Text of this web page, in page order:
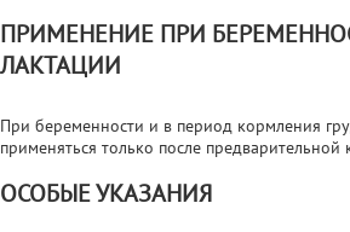
ПРИМЕНЕНИЕ ПРИ
ЛАКТАЦИИ
При беременности и в период кормления
применяться только после предварительной
ОСОБЫЕ УКАЗАНИЯ